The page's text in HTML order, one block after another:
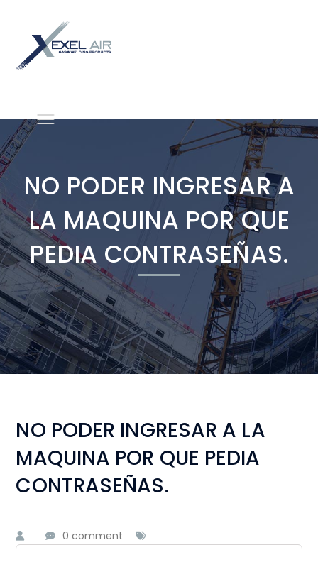
NO PODER INGRESAR A
LA MAQUINA POR QUE
PEDIA CONTRASEÑAS.
NO PODER INGRESAR A LA
MAQUINA POR QUE PEDIA
CONTRASEÑAS.
0 comment